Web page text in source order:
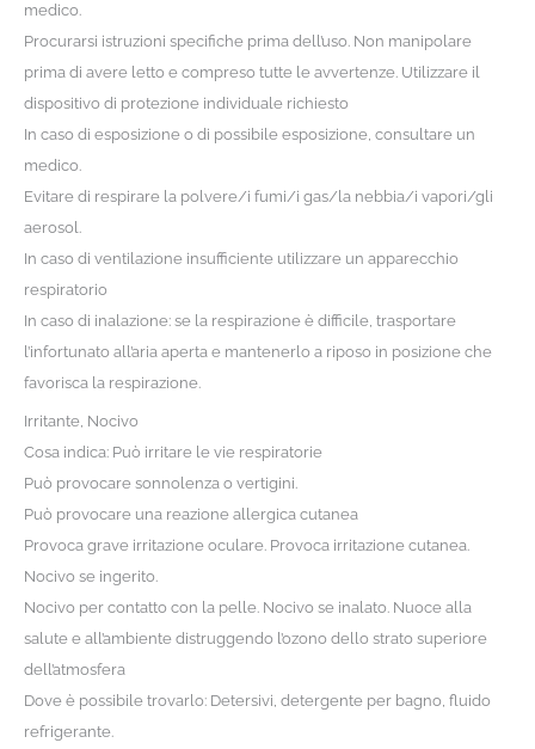
medico.
Procurarsi istruzioni specifiche prima dell’uso. Non manipolare
prima di avere letto e compreso tutte le avvertenze. Utilizzare il
dispositivo di protezione individuale richiesto
In caso di esposizione o di possibile esposizione, consultare un
medico.
Evitare di respirare la polvere/i fumi/i gas/la nebbia/i vapori/gli
aerosol.
In caso di ventilazione insufficiente utilizzare un apparecchio
respiratorio
In caso di inalazione: se la respirazione è difficile, trasportare
l’infortunato all’aria aperta e mantenerlo a riposo in posizione che
favorisca la respirazione.
Irritante, Nocivo
Cosa indica: Può irritare le vie respiratorie
Può provocare sonnolenza o vertigini.
Può provocare una reazione allergica cutanea
Provoca grave irritazione oculare. Provoca irritazione cutanea.
Nocivo se ingerito.
Nocivo per contatto con la pelle. Nocivo se inalato. Nuoce alla
salute e all’ambiente distruggendo l’ozono dello strato superiore
dell’atmosfera
Dove è possibile trovarlo: Detersivi, detergente per bagno, fluido
refrigerante.